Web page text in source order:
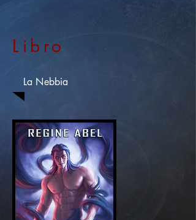
Libro
La Nebbia